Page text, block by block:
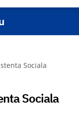
Sociala
Sociala